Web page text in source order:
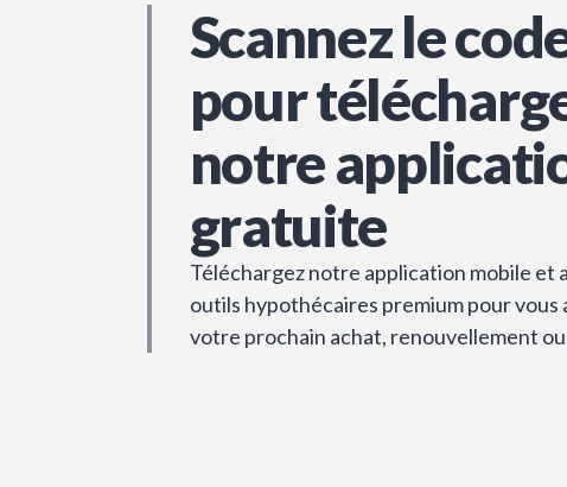
Scannez le
pour
notre
gratuite
Téléchargez notre application mobile et
outils hypothécaires premium pour vous
votre prochain achat, renouvellement